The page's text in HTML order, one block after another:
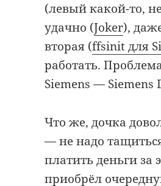
(левый какой-то,
удачно (Joker),
вторая (ffsinit для
работать.
Siemens — Siemens
Что же, дочка
— не надо
платить деньги за
приобрёл